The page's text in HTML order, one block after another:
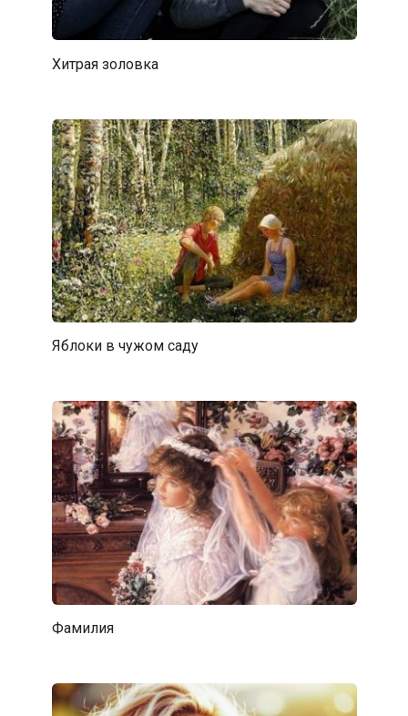
Хитрая золовка
Яблоки в чужом саду
Фамилия